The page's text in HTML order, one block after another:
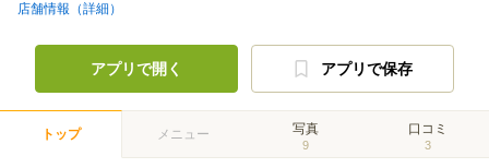
店舗情報（詳細）
アプリで開く アプリで保存
トップ メニュー 写真
9
口コミ
3